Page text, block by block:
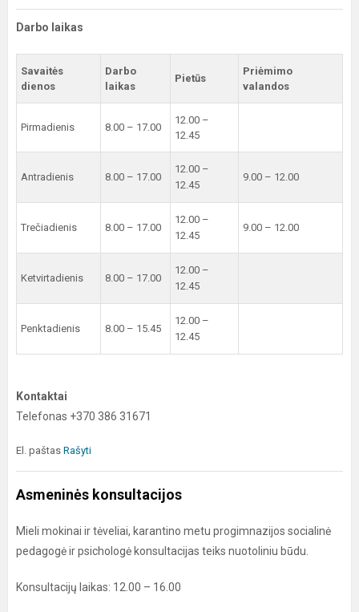
Darbo laikas
Savaitės
dienos
Darbo
laikas
Pietūs
Priėmimo
valandos
Pirmadienis 8.00 – 17.00
12.00 –
12.45
Antradienis 8.00 – 17.00
12.00 –
12.45
9.00 – 12.00
Trečiadienis 8.00 – 17.00
12.00 –
12.45
9.00 – 12.00
Ketvirtadienis 8.00 – 17.00
12.00 –
12.45
Penktadienis 8.00 – 15.45
12.00 –
12.45
Kontaktai
Telefonas +370 386 31671
El. paštas Rašyti
Asmeninės konsultacijos
Mieli mokinai ir tėveliai, karantino metu progimnazijos socialinė
pedagogė ir psichologė konsultacijas teiks nuotoliniu būdu.
Konsultacijų laikas: 12.00 – 16.00